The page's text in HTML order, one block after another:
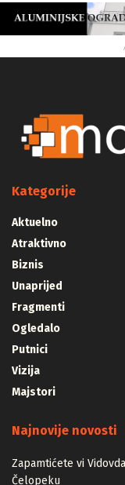
Kategorije
Aktuelno
Atraktivno
Biznis
Unaprijed
Fragmenti
Ogledalo
Putnici
Vizija
Majstori
Najnovije novosti
Zapamtićete vi
Čelopeku